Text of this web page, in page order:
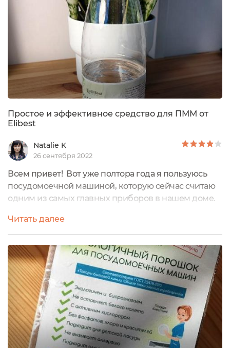
паре с ополаскивателемУ меня порошок с
усиленной формулой, потому...
Простое и эффективное средство для ПММ от
Elibest
Natalie K
26 сентября 2022
Всем привет! Вот уже полтора года я пользуюсь
посудомоечной машиной, которую сейчас считаю
одним из самых главных приборов в нашем доме.
просто не счесть. Очень люблю эту помощницу и
поэтому стараюсь выбирать для нее только
хорошие, качественные средства. Ополаскиватель
для посудомоечных машин от Elibest. Средство,
которое я начала применять одновременно...
Читать далее